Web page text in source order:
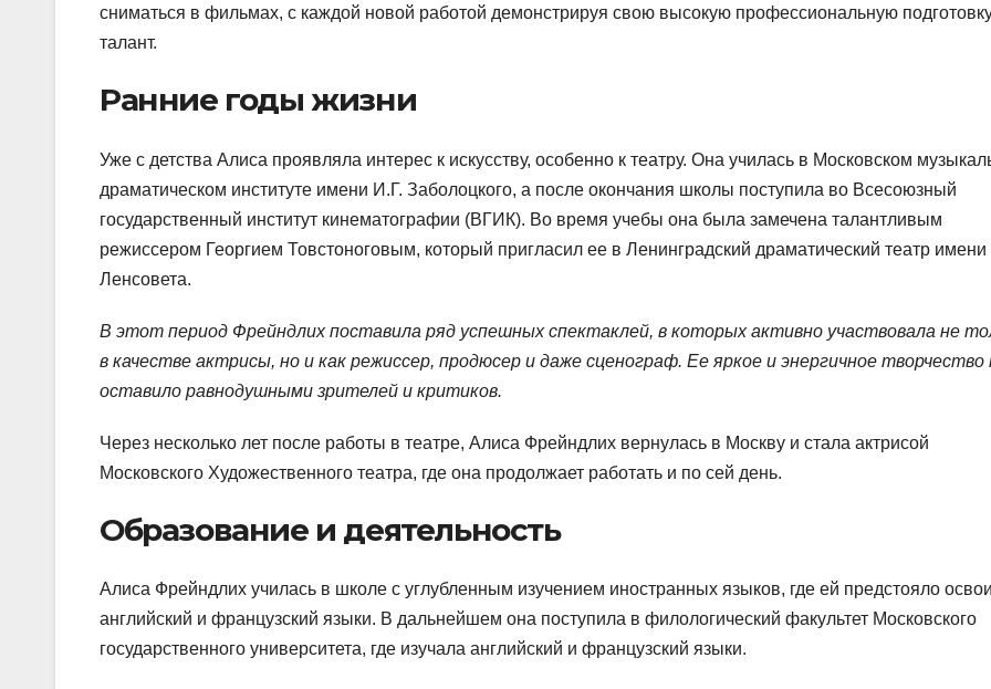
сниматься в фильмах, с каждой новой работой демонстрируя свою высокую профессиональную
талант.
Ранние годы жизни
Уже с детства Алиса проявляла интерес к искусству, особенно к театру. Она училась в Московском
драматическом институте имени И.Г. Заболоцкого, а после окончания школы поступила во Всесоюзный
государственный институт кинематографии (ВГИК). Во время учебы она была замечена талантливым
режиссером Георгием Товстоноговым, который пригласил ее в Ленинградский драматический театр имени
Ленсовета.
В этот период Фрейндлих поставила ряд успешных спектаклей, в которых активно участвовала не
в качестве актрисы, но и как режиссер, продюсер и даже сценограф. Ее яркое и энергичное творчество
оставило равнодушными зрителей и критиков.
Через несколько лет после работы в театре, Алиса Фрейндлих вернулась в Москву и стала актрисой
Московского Художественного театра, где она продолжает работать и по сей день.
Образование и деятельность
Алиса Фрейндлих училась в школе с углубленным изучением иностранных языков, где ей предстояло
английский и французский языки. В дальнейшем она поступила в филологический факультет Московского
государственного университета, где изучала английский и французский языки.